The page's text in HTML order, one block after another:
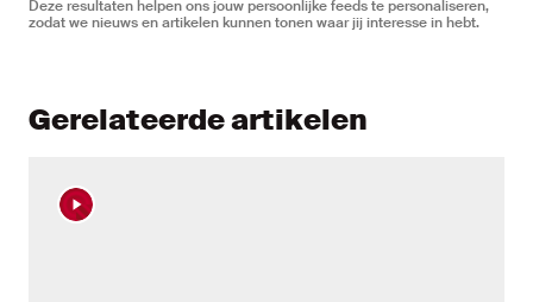
Deze resultaten helpen ons jouw persoonlijke feeds te personaliseren,
zodat we nieuws en artikelen kunnen tonen waar jij interesse in hebt.
Gerelateerde artikelen